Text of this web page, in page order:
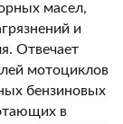
масел,
и
Отвечает
мотоциклов
бензиновых
в